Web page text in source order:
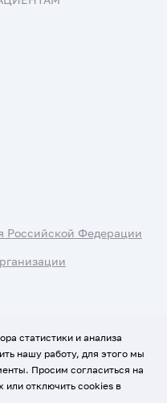
Российской Федерации
статистики и анализа
нашу работу, для этого мы
Просим согласиться на
или отключить cookies в